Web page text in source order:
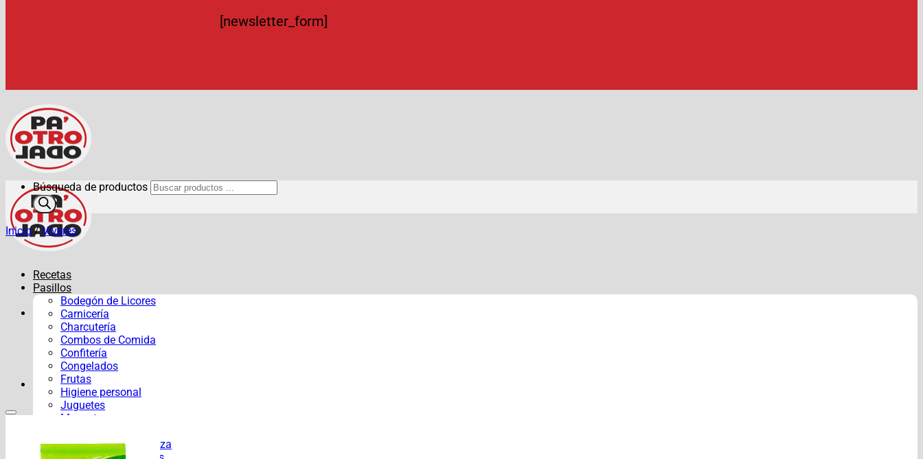
[newsletter_form]
Recetas
Pasillos
Bodegón de Licores
Carnicería
Charcutería
Combos de Comida
Confitería
Congelados
Frutas
Higiene personal
Juguetes
Mascotas
Productos de Limpieza
Búsqueda de productos
Inicio / Víveres